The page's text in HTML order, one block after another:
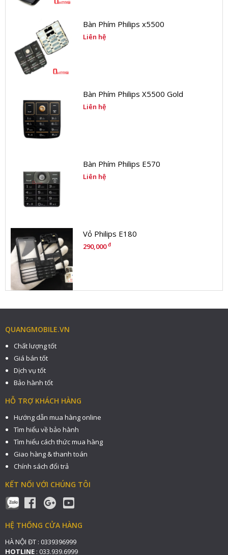
Bàn Phím Philips x5500
Liên hệ
Bàn Phím Philips X5500 Gold
Liên hệ
Bàn Phím Philips E570
Liên hệ
Vỏ Philips E180
290,000đ
QUANGMOBILE.VN
Chất lượng tốt
Giá bán tốt
Dịch vụ tốt
Bảo hành tốt
HỖ TRỢ KHÁCH HÀNG
Hướng dẫn mua hàng online
Tìm hiểu về bảo hành
Tìm hiểu cách thức mua hàng
Giao hàng & thanh toán
Chính sách đổi trả
KẾT NỐI VỚI CHÚNG TÔI
HỆ THỐNG CỬA HÀNG
HÀ NỘI ĐT : 0339396999
HOTLINE : 033.939.6999